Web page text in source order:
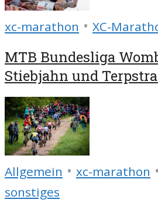
xc-marathon • XC-
MTB Bundesliga
Stiebjahn und
Allgemein • xc-marathon •
sonstiges